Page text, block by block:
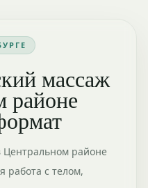
массаж
районе
районе
работа с телом,